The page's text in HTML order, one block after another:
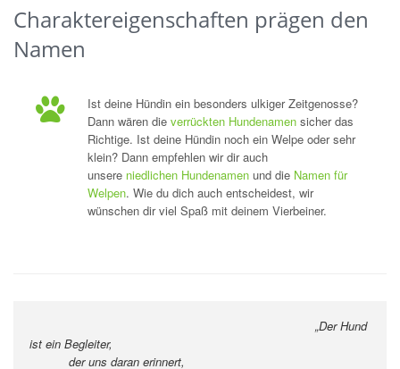
Charaktereigenschaften prägen den
Namen
Ist deine Hündin ein besonders ulkiger Zeitgenosse?
Dann wären die verrückten Hundenamen sicher das
Richtige. Ist deine Hündin noch ein Welpe oder sehr
klein? Dann empfehlen wir dir auch
unsere niedlichen Hundenamen und die Namen für
Welpen. Wie du dich auch entscheidest, wir
wünschen dir viel Spaß mit deinem Vierbeiner.
„Der Hund
ist ein Begleiter,
der uns daran erinnert,